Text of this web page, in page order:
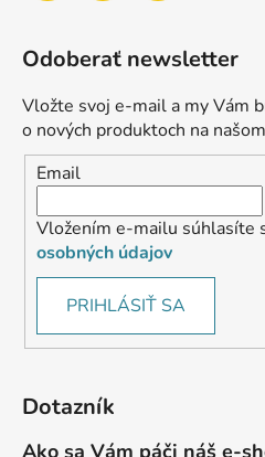
Odoberať newsletter
Vložte svoj e-mail a my Vám
o nových produktoch na
Email
Vložením e-mailu súhlasíte
osobných údajov
PRIHLÁSIŤ SA
Dotazník